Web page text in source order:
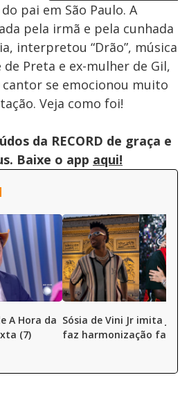
pai em São Paulo. A
pela irmã e pela cunhada
interpretou “Drão”, música
Preta e ex-mulher de Gil,
cantor se emocionou muito
Veja como foi!
da RECORD de graça e
Baixe o app aqui!
A Hora da
(7)
Sósia de Vini Jr imita
faz harmonização facial